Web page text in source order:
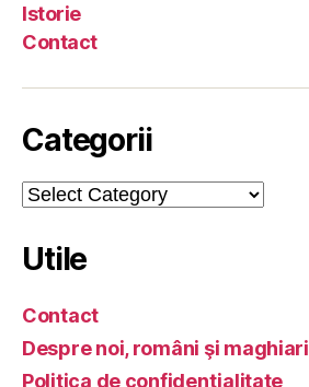
Istorie
Contact
Categorii
Categorii
Utile
Contact
Despre noi, români şi maghiari
Politica de confidenţialitate